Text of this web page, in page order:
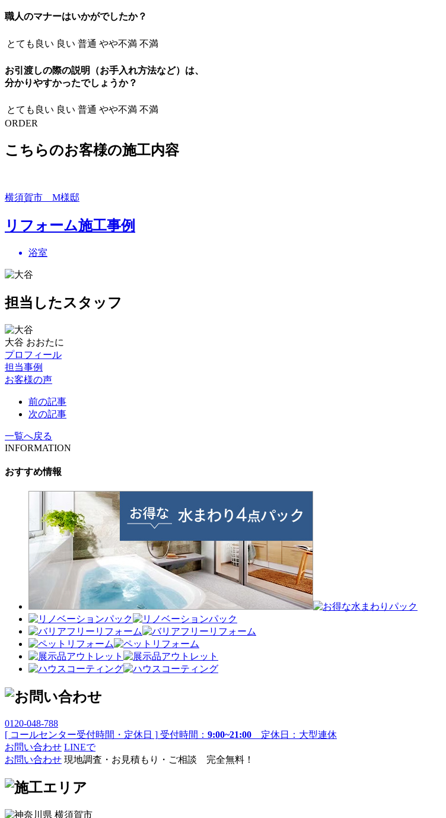
職人のマナーはいかがでしたか？
とても良い 良い 普通 やや不満 不満
お引渡しの際の説明（お手入れ方法など）は、
分かりやすかったでしょうか？
とても良い 良い 普通 やや不満 不満
ORDER
こちらのお客様の施工内容
横須賀市 M様邸
リフォーム施工事例
浴室
担当したスタッフ
大谷 おおたに
プロフィール
担当事例
お客様の声
前の記事
次の記事
一覧へ戻る
INFORMATION
おすすめ情報
0120-048-788
[ コールセンター受付時間・定休日 ] 受付時間： 9:00~21:00 定休日：大型連休
お問い合わせ LINEで
お問い合わせ 現地調査・お見積もり・ご相談 完全無料！